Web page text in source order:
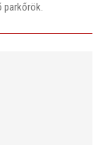
parkőrök.